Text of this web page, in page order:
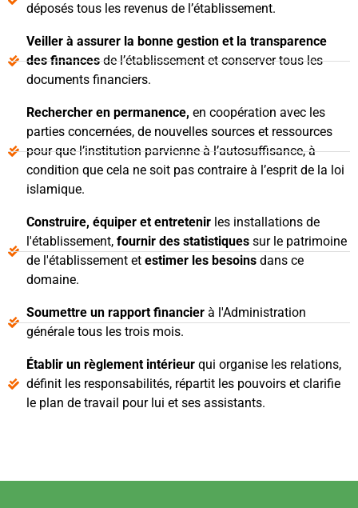
déposés tous les revenus de l’établissement.
Veiller à assurer la bonne gestion et la transparence
des financesde l’établissement et conserver tous les
documents financiers.
Rechercher en permanence, en coopération avec les
parties concernées, de nouvelles sources et ressources
pour que l’institution parvienne à l’autosuffisance, à
condition que cela ne soit pas contraire à l’esprit de la loi
islamique.
Construire, équiper et entretenir les installations de
l'établissement, fournir des statistiques sur le patrimoine
de l'établissement etestimer les besoinsdans ce
domaine.
Soumettre un rapport financierà l'Administration
générale tous les trois mois.
Établir un règlement intérieurqui organise les relations,
définit les responsabilités, répartit les pouvoirs et clarifie
le plan de travail pour lui et ses assistants.